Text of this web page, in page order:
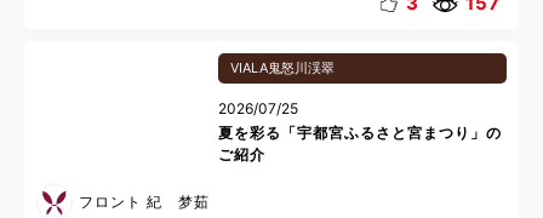
VIALA鬼怒川渓翠
2026/07/25
夏を彩る「宇都宮ふるさと宮まつり」の
ご紹介
フロント 紀 梦茹